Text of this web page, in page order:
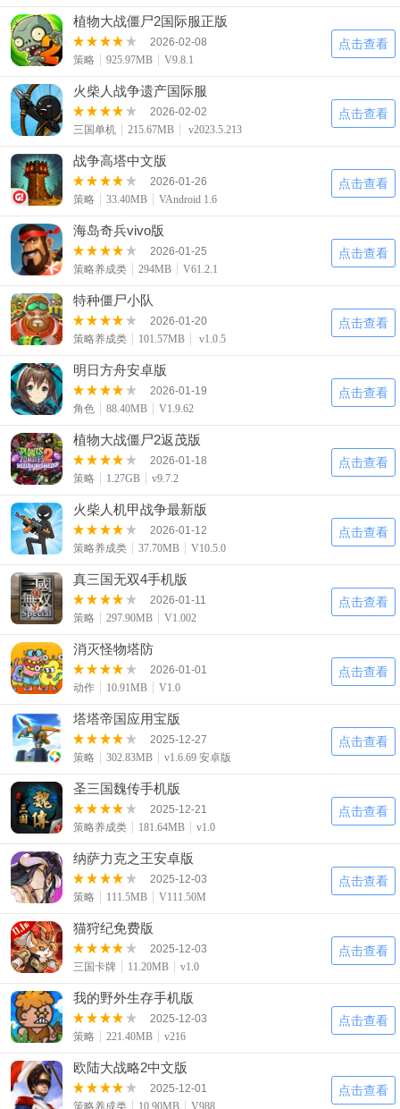
植物大战僵尸2国际服正版
2026-02-08
策略
925.97MB V9.8.1
点击查看
火柴人战争遗产国际服
2026-02-02
三国单机
215.67MB v2023.5.213
点击查看
战争高塔中文版
2026-01-26
策略
33.40MB VAndroid 1.6
点击查看
海岛奇兵vivo版
2026-01-25
策略养成类
294MB V61.2.1
点击查看
特种僵尸小队
2026-01-20
策略养成类
101.57MB v1.0.5
点击查看
明日方舟安卓版
2026-01-19
角色
88.40MB V1.9.62
点击查看
植物大战僵尸2返茂版
2026-01-18
策略
1.27GB v9.7.2
点击查看
火柴人机甲战争最新版
2026-01-12
策略养成类
37.70MB V10.5.0
点击查看
真三国无双4手机版
2026-01-11
策略
297.90MB V1.002
点击查看
消灭怪物塔防
2026-01-01
动作
10.91MB V1.0
点击查看
塔塔帝国应用宝版
2025-12-27
策略
302.83MB v1.6.69 安卓版
点击查看
圣三国魏传手机版
2025-12-21
策略养成类
181.64MB v1.0
点击查看
纳萨力克之王安卓版
2025-12-03
策略
111.5MB V111.50M
点击查看
猫狩纪免费版
2025-12-03
三国卡牌
11.20MB v1.0
点击查看
我的野外生存手机版
2025-12-03
策略
221.40MB v216
点击查看
欧陆大战略2中文版
2025-12-01
策略养成类
10.90MB V988
点击查看